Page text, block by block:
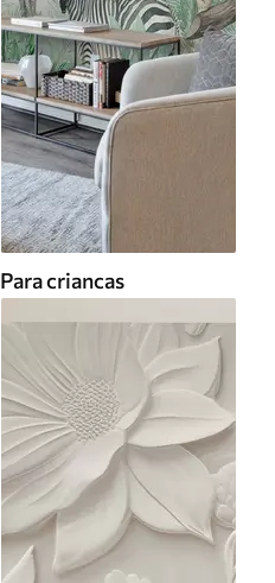
Para criancas